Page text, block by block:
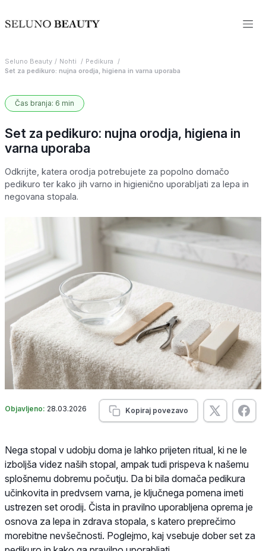
Seluno Beauty Nohti
Pedikura
Set za pedikuro: nujna orodja, higiena in varna uporaba
Čas branja: 6 min
Set za pedikuro: nujna orodja, higiena in
varna uporaba
Odkrijte, katera orodja potrebujete za popolno domačo
pedikuro ter kako jih varno in higienično uporabljati za lepa in
negovana stopala.
Objavljeno: 28.03.2026 Kopiraj povezavo
Nega stopal v udobju doma je lahko prijeten ritual, ki ne le
izboljša videz naših stopal, ampak tudi prispeva k našemu
splošnemu dobremu počutju. Da bi bila domača pedikura
učinkovita in predvsem varna, je ključnega pomena imeti
ustrezen set orodij. Čista in pravilno uporabljena oprema je
osnova za lepa in zdrava stopala, s katero preprečimo
morebitne nevšečnosti. Poglejmo, kaj vsebuje dober set za